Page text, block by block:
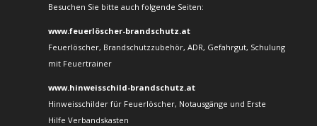
Besuchen Sie bitte auch folgende Seiten:
www.feuerlöscher-brandschutz.at
Feuerlöscher, Brandschutzzubehör, ADR, Gefahrgut, Schulung
mit Feuertrainer
www.hinweisschild-brandschutz.at
Hinweisschilder für Feuerlöscher, Notausgänge und Erste
Hilfe Verbandskasten